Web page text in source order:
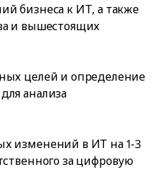
бизнеса к ИТ, а также
и вышестоящих
целей и определение
анализа
изменений в ИТ на 1-3
за цифровую